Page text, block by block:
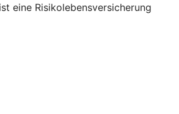
eine Risikolebensversicherung